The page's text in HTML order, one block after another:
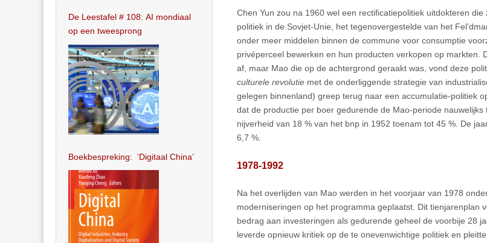
Chen Yun zou na 1960 wel een rectificatiepolitiek uitdokteren
politiek in de Sovjet-Unie, het tegenovergestelde van het
onder meer middelen binnen de commune voor consumptie
privéperceel bewerken en hun producten verkopen op markten.
af, maar Mao die op de achtergrond geraakt was, vond deze
culturele revolutie met de onderliggende strategie van
gelegen binnenland) greep terug naar een accumulatie-politiek
dat de productie per boer gedurende de Mao-periode
nijverheid van 18 % van het bnp in 1952 toenam tot 45 %. De
6,7 %.
1978-1992
Na het overlijden van Mao werden in het voorjaar van 1978
moderniseringen op het programma geplaatst. Dit tienjarenplan
bedrag aan investeringen als gedurende geheel de voorbije 28
leverde opnieuw kritiek op de te onevenwichtige politiek en
De Leestafel # 108: AI mondiaal
op een tweesprong
Boekbespreking: ‘Digitaal China’